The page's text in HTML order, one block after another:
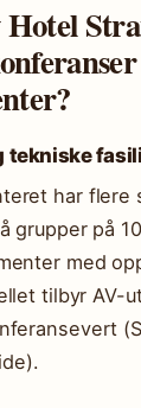
tekniske
har flere
grupper på
med
tilbyr AV-